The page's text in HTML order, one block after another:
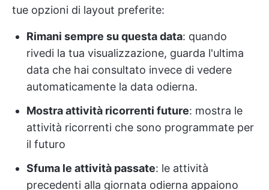
tue opzioni di layout preferite:
Rimani sempre su questa data: quando
rivedi la tua visualizzazione, guarda l'ultima
data che hai consultato invece di vedere
automaticamente la data odierna.
Mostra attività ricorrenti future: mostra le
attività ricorrenti che sono programmate per
il futuro
Sfuma le attività passate: le attività
precedenti alla giornata odierna appaiono